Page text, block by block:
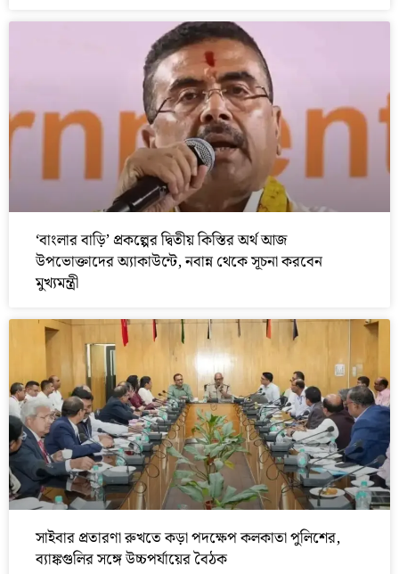
‘বাংলার বাড়ি’ প্রকল্পের দ্বিতীয় কিস্তির অর্থ আজ
উপভোক্তাদের অ্যাকাউন্টে, নবান্ন থেকে সূচনা করবেন
মুখ্যমন্ত্রী
সাইবার প্রতারণা রুখতে কড়া পদক্ষেপ কলকাতা পুলিশের,
ব্যাঙ্কগুলির সঙ্গে উচ্চপর্যায়ের বৈঠক